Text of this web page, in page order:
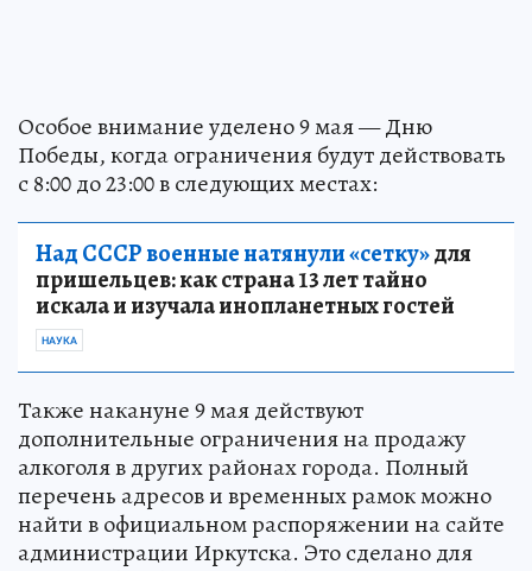
Особое внимание уделено 9 мая — Дню
Победы, когда ограничения будут действовать
с 8:00 до 23:00 в следующих местах:
Над СССР военные натянули «сетку»для
пришельцев: как страна 13 лет тайно
искала и изучала инопланетных гостей
НАУКА
Также накануне 9 мая действуют
дополнительные ограничения на продажу
алкоголя в других районах города. Полный
перечень адресов и временных рамок можно
найти в официальном распоряжении на сайте
администрации Иркутска. Это сделано для